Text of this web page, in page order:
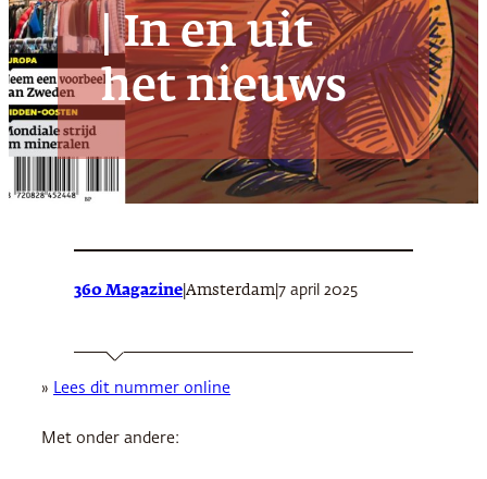
| In en uit
het nieuws
360 Magazine Amsterdam 7 april 2025
» Lees dit nummer online
Met onder andere: